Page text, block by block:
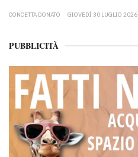
CONCETTA DONATO GIOVEDÌ 30 LUGLIO 2026
PUBBLICITÀ